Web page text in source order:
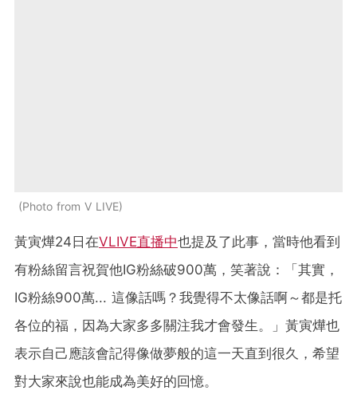
Photo from V LIVE
黃寅燁24日在VLIVE直播中也提及了此事，當時他看到
有粉絲留言祝賀他IG粉絲破900萬，笑著說：「其實，
IG粉絲900萬... 這像話嗎？我覺得不太像話啊～都是托
各位的福，因為大家多多關注我才會發生。」黃寅燁也
表示自己應該會記得像做夢般的這一天直到很久，希望
對大家來說也能成為美好的回憶。